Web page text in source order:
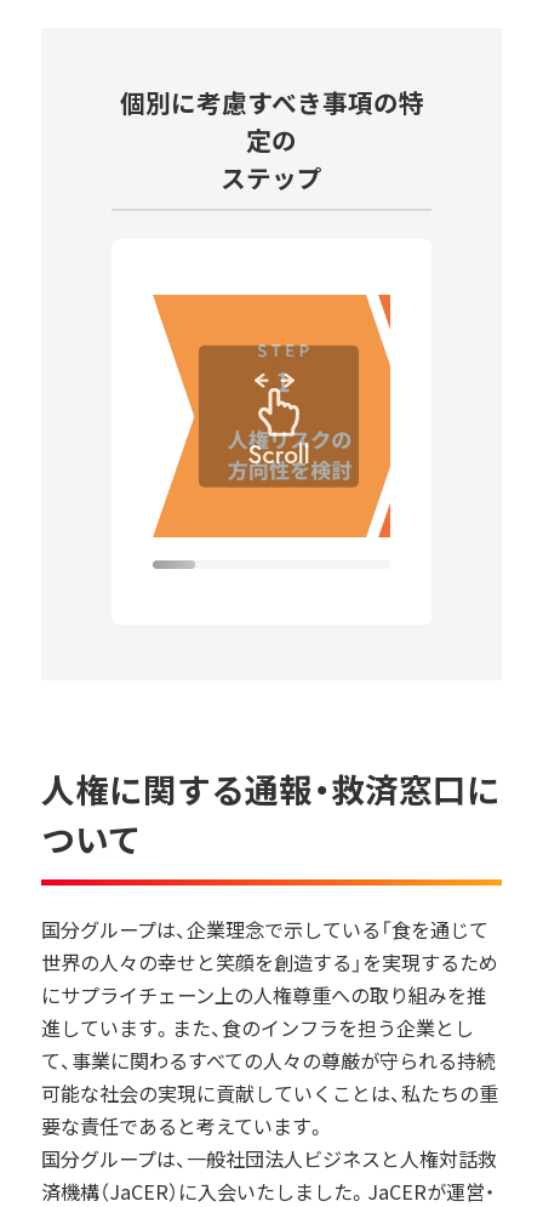
個別に考慮すべき事項の特
定の
ステップ
Scroll
人権に関する通報・救済窓口に
ついて
国分グループは、企業理念で示している「食を通じて
世界の人々の幸せと笑顔を創造する」を実現するため
にサプライチェーン上の人権尊重への取り組みを推
進しています。また、食のインフラを担う企業とし
て、事業に関わるすべての人々の尊厳が守られる持続
可能な社会の実現に貢献していくことは、私たちの重
要な責任であると考えています。
国分グループは、一般社団法人ビジネスと人権対話救
済機構（JaCER）に入会いたしました。JaCERが運営・